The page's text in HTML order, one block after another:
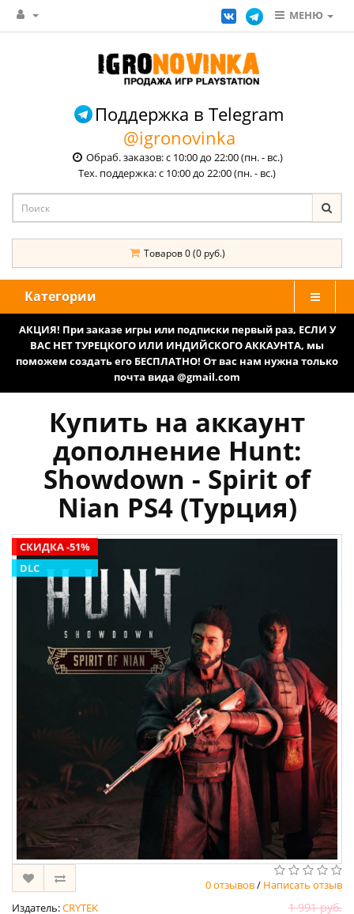
МЕНЮ
Поддержка в Telegram
@igronovinka
Обраб. заказов: с 10:00 до 22:00 (пн. - вс.)
Тех. поддержка: с 10:00 до 22:00 (пн. - вс.)
Товаров 0 (0 руб.)
Категории
АКЦИЯ! При заказе игры или подписки первый раз, ЕСЛИ У
ВАС НЕТ ТУРЕЦКОГО ИЛИ ИНДИЙСКОГО АККАУНТА, мы
поможем создать его БЕСПЛАТНО! От вас нам нужна только
почта вида @gmail.com
Купить на аккаунт
дополнение Hunt:
Showdown - Spirit of
Nian PS4 (Турция)
СКИДКА -51%
DLC
0 отзывов/ Написать отзыв
Издатель:CRYTEK
1 991 руб.